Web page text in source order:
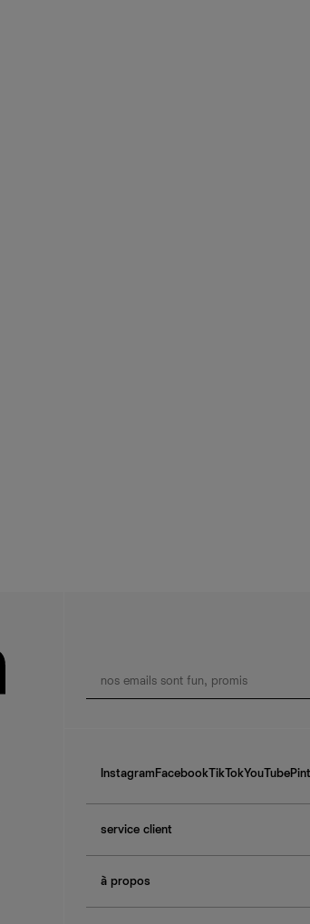
Instagram FacebookTikTokYouTube
service client
contactez-nous
guide des tailles
à propos